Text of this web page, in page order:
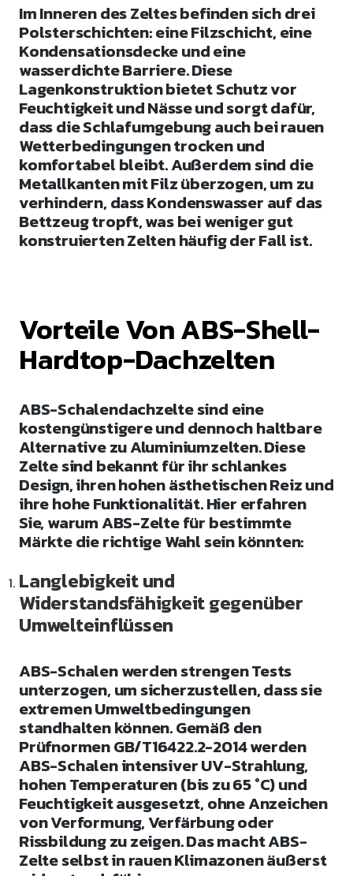
Im Inneren des Zeltes befinden sich drei
Polsterschichten: eine Filzschicht, eine
Kondensationsdecke und eine
wasserdichte Barriere. Diese
Lagenkonstruktion bietet Schutz vor
Feuchtigkeit und Nässe und sorgt dafür,
dass die Schlafumgebung auch bei rauen
Wetterbedingungen trocken und
komfortabel bleibt. Außerdem sind die
Metallkanten mit Filz überzogen, um zu
verhindern, dass Kondenswasser auf das
Bettzeug tropft, was bei weniger gut
konstruierten Zelten häufig der Fall ist.
Vorteile Von ABS-Shell-
Hardtop-Dachzelten
ABS-Schalendachzelte sind eine
kostengünstigere und dennoch haltbare
Alternative zu Aluminiumzelten. Diese
Zelte sind bekannt für ihr schlankes
Design, ihren hohen ästhetischen Reiz und
ihre hohe Funktionalität. Hier erfahren
Sie, warum ABS-Zelte für bestimmte
Märkte die richtige Wahl sein könnten:
Langlebigkeit und
Widerstandsfähigkeit gegenüber
Umwelteinflüssen
ABS-Schalen werden strengen Tests
unterzogen, um sicherzustellen, dass sie
extremen Umweltbedingungen
standhalten können. Gemäß den
Prüfnormen GB/T16422.2-2014 werden
ABS-Schalen intensiver UV-Strahlung,
hohen Temperaturen (bis zu 65 °C) und
Feuchtigkeit ausgesetzt, ohne Anzeichen
von Verformung, Verfärbung oder
Rissbildung zu zeigen. Das macht ABS-
Zelte selbst in rauen Klimazonen äußerst